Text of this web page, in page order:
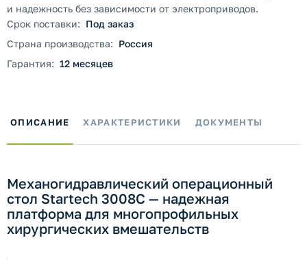
и надежность без зависимости от электроприводов.
Срок поставки: Под заказ
Страна производства: Россия
Гарантия: 12 месяцев
ОПИСАНИЕ ХАРАКТЕРИСТИКИ ДОКУМЕНТЫ
Механогидравлический операционный
стол Startech 3008C — надежная
платформа для многопрофильных
хирургических вмешательств